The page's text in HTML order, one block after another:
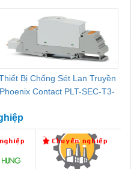
Bị Chống Sét Lan Truyền
Phoenix Contact PLT-SEC-T3-